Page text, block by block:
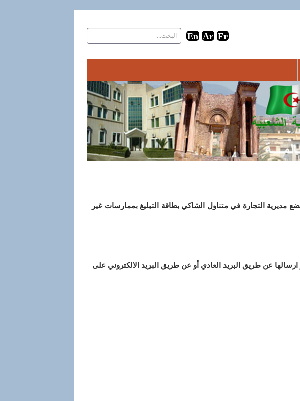
التجارة في متناول الشاكي بطاقة التبليغ بممارسات غير
عن طريق البريد العادي أو عن طريق البريد الالكتروني على